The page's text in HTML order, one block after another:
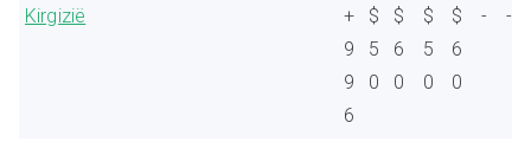
Kirgizië
+
9
9
6
$
5
0
$
6
0
$
5
0
$
6
0
- -